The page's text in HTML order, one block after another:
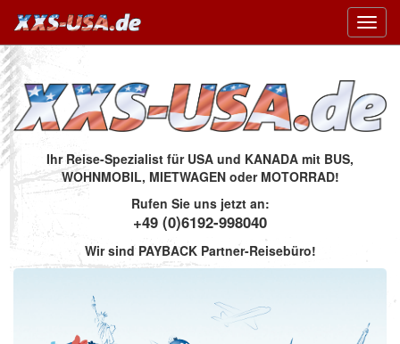
Ihr Reise-Spezialist für USA und KANADA mit BUS,
WOHNMOBIL, MIETWAGEN oder MOTORRAD!
Rufen Sie uns jetzt an:
+49 (0)6192-998040
Wir sind PAYBACK Partner-Reisebüro!